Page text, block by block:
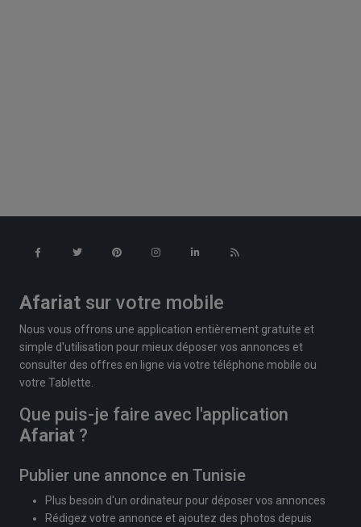
Afariat sur votre mobile
Nous vous offrons une application entièrement gratuite et
simple d'utilisation pour mieux déposer vos annonces et
consulter des offres en ligne via votre téléphone mobile ou
votre Tablette.
Que puis-je faire avec l'application
Afariat ?
Publier une annonce en Tunisie
Plus besoin d'un ordinateur pour déposer vos annonces
Rédigez votre annonce et ajoutez des photos depuis